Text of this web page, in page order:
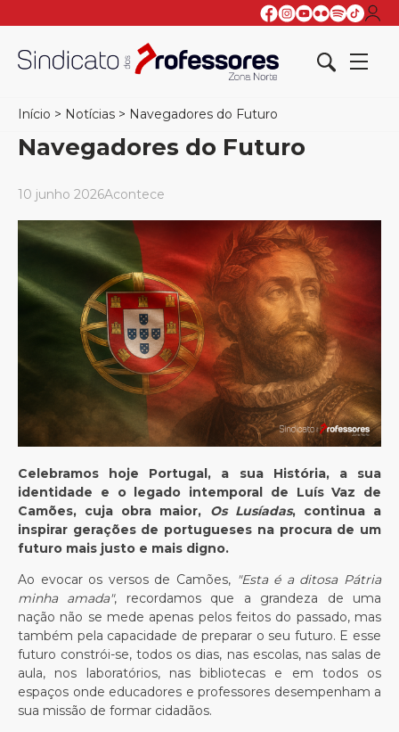
Início > Notícias > Navegadores do Futuro
Navegadores do Futuro
10 junho 2026Acontece
Celebramos hoje Portugal, a sua História, a sua
identidade e o legado intemporal de Luís Vaz de
Camões, cuja obra maior,
Os Lusíadas, continua a
inspirar gerações de portugueses na procura de um
futuro mais justo e mais digno.
Ao evocar os versos de Camões, "Esta é a ditosa Pátria
minha amada", recordamos que a grandeza de uma
nação não se mede apenas pelos feitos do passado, mas
também pela capacidade de preparar o seu futuro. E esse
futuro constrói-se, todos os dias, nas escolas, nas salas de
aula, nos laboratórios, nas bibliotecas e em todos os
espaços onde educadores e professores desempenham a
sua missão de formar cidadãos.